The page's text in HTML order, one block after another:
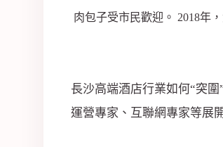
肉包子受市民歡迎。 2018年
長沙高端酒店行業如何“突
運營專家、互聯網專家等展